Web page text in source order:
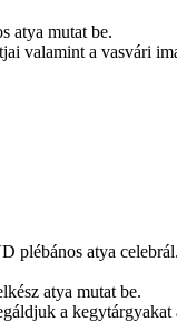
atya mutat be.
valamint a vasvári
plébános atya celebrál.
atya mutat be.
a kegytárgyakat